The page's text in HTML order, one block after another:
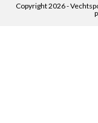
Copyright 2026 -